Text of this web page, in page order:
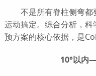
不是所有脊柱侧弯都
运动搞定。综合分析，
预方案的核心依据，是
10°以内